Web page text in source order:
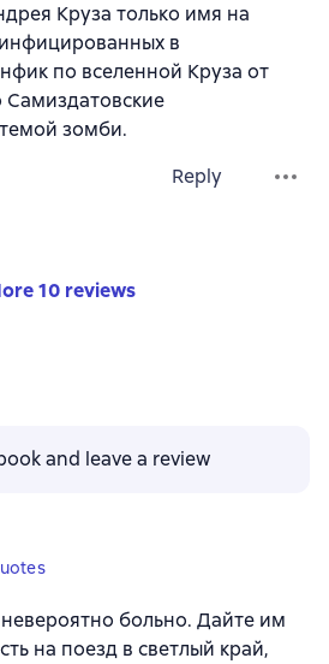
Круза только имя на
в
по вселенной Круза от
Самиздатовские
зомби.
Reply
10 reviews
and leave a review
больно. Дайте им
на поезд в светлый край,